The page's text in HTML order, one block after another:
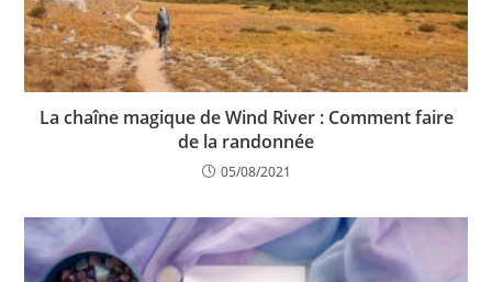
La chaîne magique de Wind River : Comment faire
de la randonnée
05/08/2021